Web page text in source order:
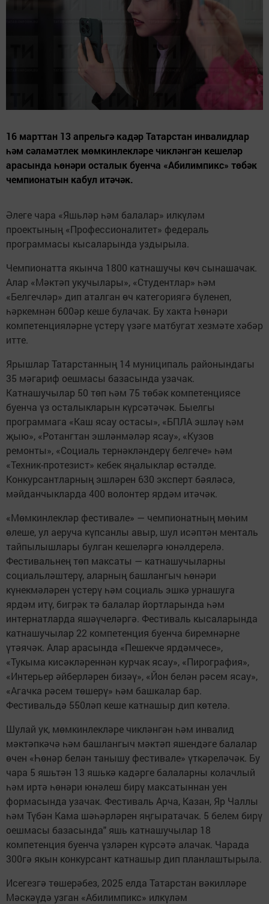
16 марттан 13 апрельгә кадәр Татарстан инвалидлар
һәм сәламәтлек мөмкинлекләре чикләнгән кешеләр
арасында һөнәри осталык буенча «Абилимпикс» төбәк
чемпионатын кабул итәчәк.
Әлеге чара «Яшьләр һәм балалар» илкүләм
проектының «Профессионалитет» федераль
программасы кысаларында уздырыла.
Чемпионатта якынча 1800 катнашучы көч сынашачак.
Алар «Мәктәп укучылары», «Студентлар» һәм
«Белгечләр» дип аталган өч категориягә бүленеп,
һәркемнән 600әр кеше булачак. Бу хакта Һөнәри
компетенцияләрне үстерү үзәге матбугат хезмәте хәбәр
итте.
Ярышлар Татарстанның 14 муниципаль районындагы
35 мәгариф оешмасы базасында узачак.
Катнашучылар 50 төп һәм 75 төбәк компетенциясе
буенча үз осталыкларын күрсәтәчәк. Быелгы
программага «Каш ясау остасы», «БПЛА эшләү һәм
җыю», «Ротангтан эшләнмәләр ясау», «Кузов
ремонты», «Социаль тернәкләндерү белгече» һәм
«Техник-протезист» кебек яңалыклар өстәлде.
Конкурсантларның эшләрен 630 эксперт бәяләсә,
мәйданчыкларда 400 волонтер ярдәм итәчәк.
«Мөмкинлекләр фестивале» — чемпионатның мөһим
өлеше, ул аеруча күпсанлы авыр, шул исәптән менталь
тайпылышлары булган кешеләргә юнәлдерелә.
Фестивальнең төп максаты — катнашучыларны
социальләштерү, аларның башлангыч һөнәри
күнекмәләрен үстерү һәм социаль эшкә урнашуга
ярдәм итү, бигрәк тә балалар йортларында һәм
интернатларда яшәүчеләргә. Фестиваль кысаларында
катнашучылар 22 компетенция буенча биремнәрне
үтәячәк. Алар арасында «Пешекче ярдәмчесе»,
«Тукыма кисәкләреннән курчак ясау», «Пирография»,
«Интерьер әйберләрен бизәү», «Йон белән рәсем ясау»,
«Агачка рәсем төшерү» һәм башкалар бар.
Фестивальдә 550ләп кеше катнашыр дип көтелә.
Шулай ук, мөмкинлекләре чикләнгән һәм инвалид
мәктәпкәчә һәм башлангыч мәктәп яшендәге балалар
өчен «Һөнәр белән танышу фестивале» үткәреләчәк. Бу
чара 5 яшьтән 13 яшькә кадәрге балаларны колачлый
һәм иртә һөнәри юнәлеш бирү максатыннан уен
формасында узачак. Фестиваль Арча, Казан, Яр Чаллы
һәм Түбән Кама шәһәрләрен яңгыратачак. 5 белем бирү
оешмасы базасында" яшь катнашучылар 18
компетенция буенча үзләрен күрсәтә алачак. Чарада
300гә якын конкурсант катнашыр дип планлаштырыла.
Исегезгә төшерәбез, 2025 елда Татарстан вәкилләре
Мәскәүдә узган «Абилимпикс» илкүләм